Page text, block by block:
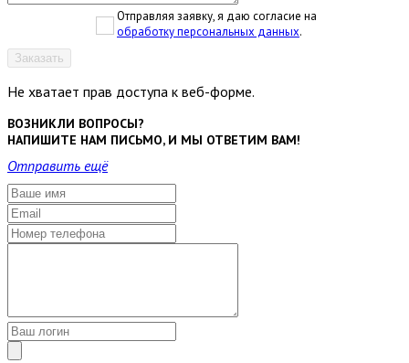
Отправляя заявку, я даю согласие на
обработку персональных данных.
Заказать
Не хватает прав доступа к веб-форме.
ВОЗНИКЛИ ВОПРОСЫ?
НАПИШИТЕ НАМ ПИСЬМО, И МЫ ОТВЕТИМ ВАМ!
Отправить ещё